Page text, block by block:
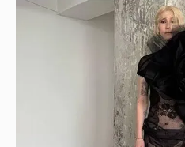
Журналистка Сулим